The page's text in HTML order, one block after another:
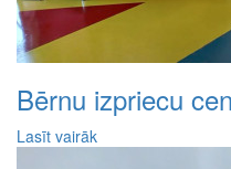
Bērnu izpriecu
Lasīt vairāk